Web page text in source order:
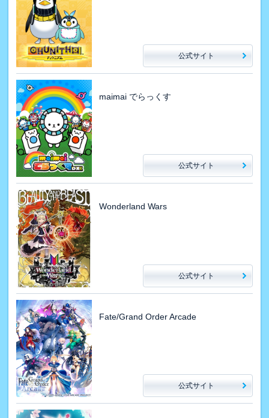
公式サイト
maimai でらっくす
公式サイト
Wonderland Wars
公式サイト
Fate/Grand Order Arcade
公式サイト